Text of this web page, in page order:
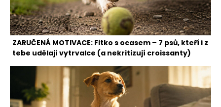
ZARUČENÁ MOTIVACE: Fitko s ocasem – 7 psů, kteří i z
tebe udělají vytrvalce (a nekritizují croissanty)